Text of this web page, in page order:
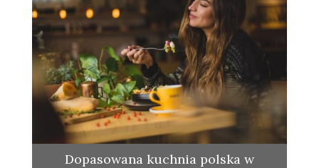
Dopasowana kuchnia polska w